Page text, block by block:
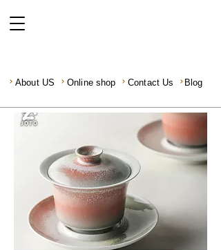
About US Online shop Contact Us Blog